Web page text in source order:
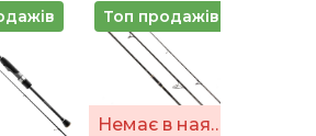
Топ продажів
Немає в наявності